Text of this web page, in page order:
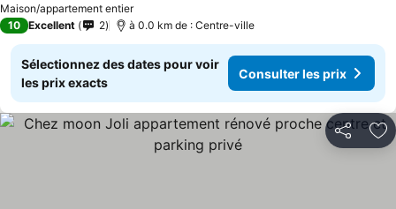
Maison/appartement entier
10 Excellent 2 à 0.0 km de : Centre-ville
Sélectionnez des dates pour voir
les prix exacts
Consulter les prix
Partager